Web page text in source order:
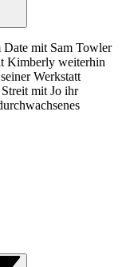
Date mit Sam Towler
Kimberly weiterhin
Werkstatt
mit Jo ihr